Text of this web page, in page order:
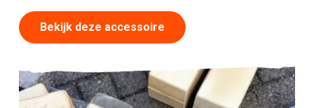
Bekijk deze accessoire